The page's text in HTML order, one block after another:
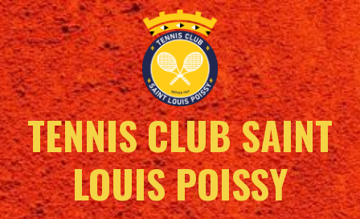
TENNIS CLUB SAINT
LOUIS POISSY